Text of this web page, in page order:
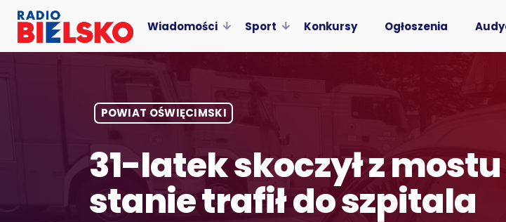
Wiadomości Sport Konkursy Ogłoszenia
POWIAT OŚWIĘCIMSKI
31-latek skoczył z
stanie trafił do szpitala